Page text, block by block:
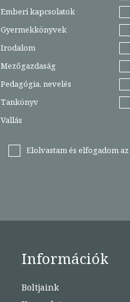
Emberi kapcsolatok
Gyermekkönyvek
Irodalom
Mezőgazdaság
Pedagógia, nevelés
Tankönyv
Vallás
Elolvastam és elfogadom az
Információk
Boltjaink